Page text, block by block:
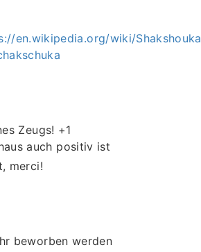
en.wikipedia.org/wiki/Shakshouka
Zeugs! +1
auch positiv ist
merci!
beworben werden